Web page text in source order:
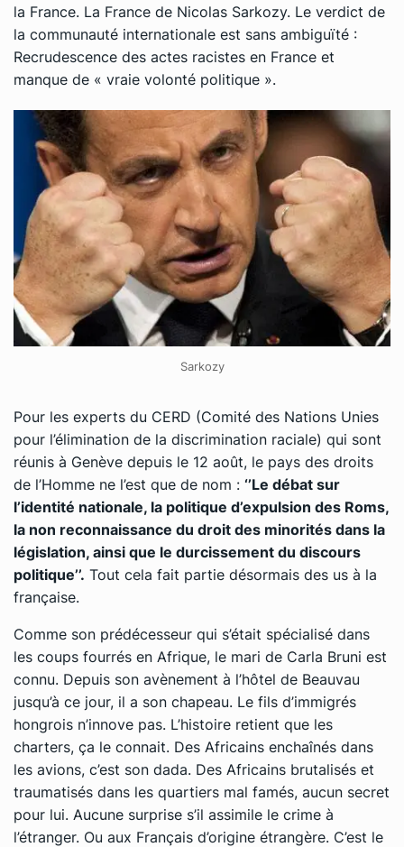
la France. La France de Nicolas Sarkozy. Le verdict de
la communauté internationale est sans ambiguïté :
Recrudescence des actes racistes en France et
manque de « vraie volonté politique ».
Sarkozy
Pour les experts du CERD (Comité des Nations Unies
pour l’élimination de la discrimination raciale) qui sont
réunis à Genève depuis le 12 août, le pays des droits
de l’Homme ne l’est que de nom : ‘’Le débat sur
l’identité nationale, la politique d’expulsion des Roms,
la non reconnaissance du droit des minorités dans la
législation, ainsi que le durcissement du discours
politique’’. Tout cela fait partie désormais des us à la
française.
Comme son prédécesseur qui s’était spécialisé dans
les coups fourrés en Afrique, le mari de Carla Bruni est
connu. Depuis son avènement à l’hôtel de Beauvau
jusqu’à ce jour, il a son chapeau. Le fils d’immigrés
hongrois n’innove pas. L’histoire retient que les
charters, ça le connait. Des Africains enchaînés dans
les avions, c’est son dada. Des Africains brutalisés et
traumatisés dans les quartiers mal famés, aucun secret
pour lui. Aucune surprise s’il assimile le crime à
l’étranger. Ou aux Français d’origine étrangère. C’est le